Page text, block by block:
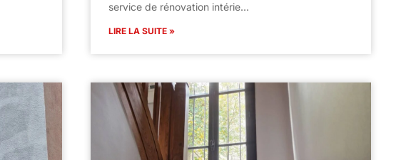
service de rénovation intérie…
LIRE LA SUITE »